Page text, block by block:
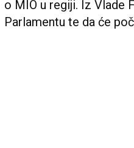
o MIO u regiji. Iz Vlade
Parlamentu te da će